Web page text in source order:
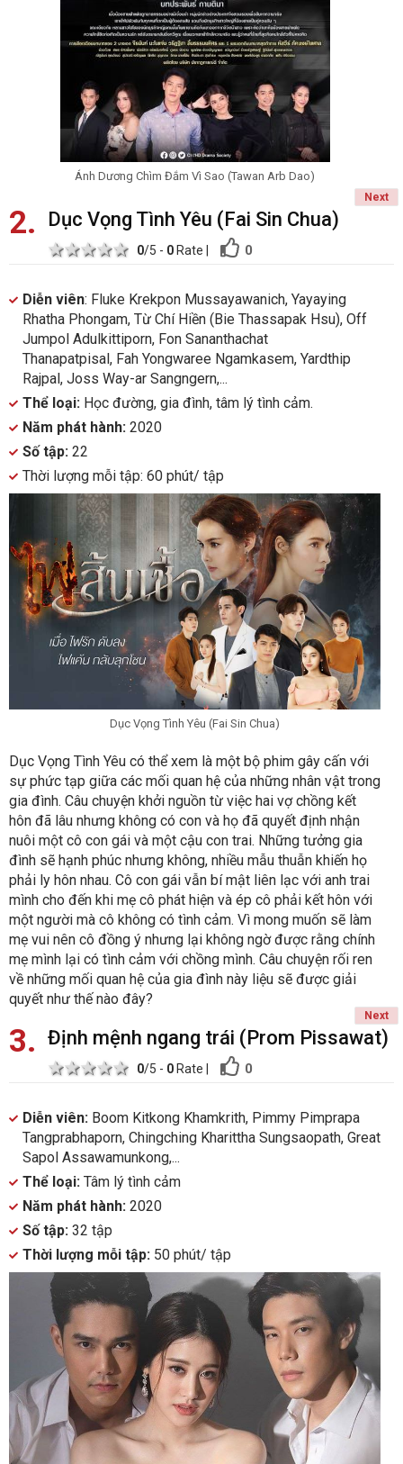
Ánh Dương Chìm Đắm Vì Sao (Tawan Arb Dao)
Next
2 Dục Vọng Tình Yêu (Fai Sin Chua)
5 stars
4 stars
3 stars
2 stars
1 star 0/5 - 0Rate 0
Diễn viên: Fluke Krekpon Mussayawanich, Yayaying
Rhatha Phongam, Từ Chí Hiền (Bie Thassapak Hsu), Off
Jumpol Adulkittiporn, Fon Sananthachat
Thanapatpisal, Fah Yongwaree Ngamkasem, Yardthip
Rajpal, Joss Way-ar Sangngern,...
Thể loại: Học đường, gia đình, tâm lý tình cảm.
Năm phát hành: 2020
Số tập: 22
Thời lượng mỗi tập: 60 phút/ tập
Dục Vọng Tình Yêu (Fai Sin Chua)
Dục Vọng Tình Yêu có thể xem là một bộ phim gây cấn với
sự phức tạp giữa các mối quan hệ của những nhân vật trong
gia đình. Câu chuyện khởi nguồn từ việc hai vợ chồng kết
hôn đã lâu nhưng không có con và họ đã quyết định nhận
nuôi một cô con gái và một cậu con trai. Những tưởng gia
đình sẽ hạnh phúc nhưng không, nhiều mẫu thuẫn khiến họ
phải ly hôn nhau. Cô con gái vẫn bí mật liên lạc với anh trai
mình cho đến khi mẹ cô phát hiện và ép cô phải kết hôn với
một người mà cô không có tình cảm. Vì mong muốn sẽ làm
mẹ vui nên cô đồng ý nhưng lại không ngờ được rằng chính
mẹ mình lại có tình cảm với chồng mình. Câu chuyện rối ren
về những mối quan hệ của gia đình này liệu sẽ được giải
quyết như thế nào đây?
Next
3 Định mệnh ngang trái (Prom Pissawat)
5 stars
4 stars
3 stars
2 stars
1 star 0/5 - 0Rate 0
Diễn viên: Boom Kitkong Khamkrith, Pimmy Pimprapa
Tangprabhaporn, Chingching Kharittha Sungsaopath, Great
Sapol Assawamunkong,...
Thể loại: Tâm lý tình cảm
Năm phát hành: 2020
Số tập: 32 tập
Thời lượng mỗi tập: 50 phút/ tập